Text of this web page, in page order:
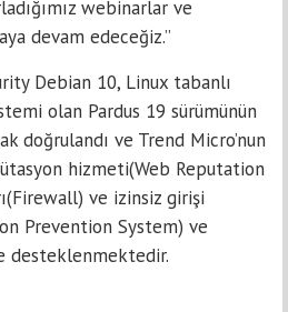
webinarlar ve
devam edeceğiz.”
Debian 10, Linux tabanlı
olan Pardus 19 sürümünün
doğrulandı ve Trend Micro’nun
hizmeti(Web Reputation
ve izinsiz girişi
Prevention System) ve
desteklenmektedir.